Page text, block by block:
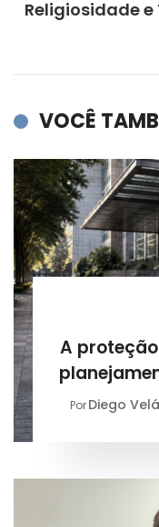
Religiosidade
VOCÊ
A
PorDiego